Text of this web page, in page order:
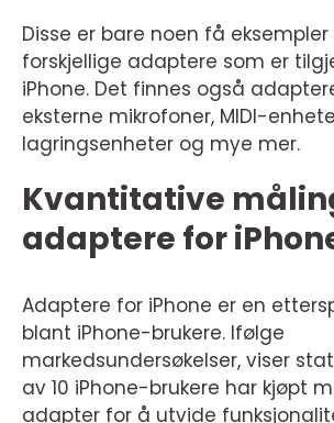
Disse er bare noen få
forskjellige adaptere som er
iPhone. Det finnes også
eksterne mikrofoner, MIDI-
lagringsenheter og mye mer.
Kvantitative
adaptere for
Adaptere for iPhone er en
blant iPhone-brukere. Ifølge
markedsundersøkelser, viser
av 10 iPhone-brukere har kjøpt
adapter for å utvide